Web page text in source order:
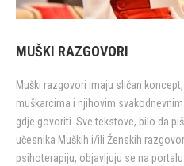
MUŠKI RAZGOVORI
Muški razgovori imaju sličan
muškarcima i njihovim
gdje govoriti. Sve tekstove, bilo da
učesnika Muških i/ili Ženskih
psihoterapiju, objavljuju se na